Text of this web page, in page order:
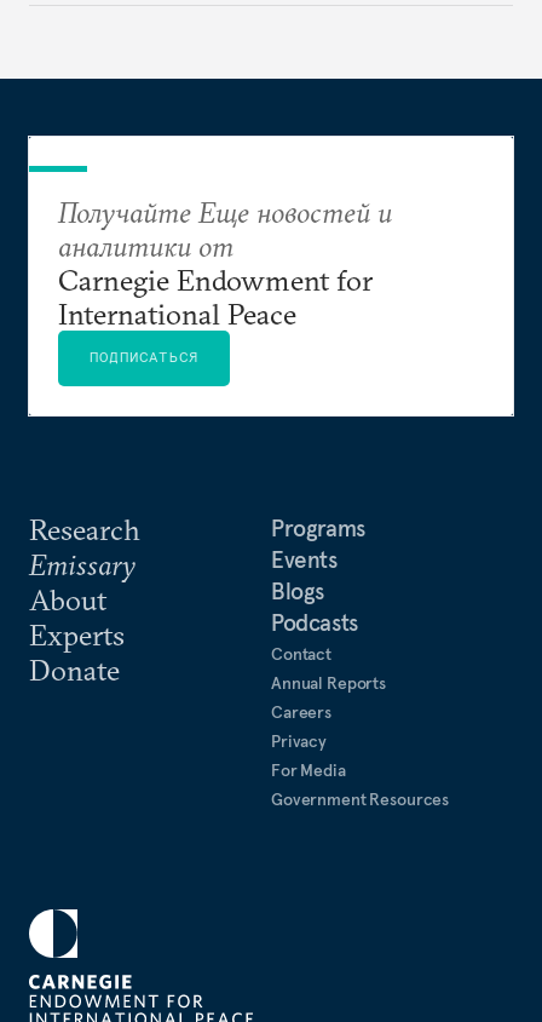
Research
Emissary
About
Experts
Donate
Programs
Events
Blogs
Podcasts
Contact
Annual Reports
Careers
Privacy
For Media
Government Resources
Получайте Еще новостей и
аналитики от
Carnegie Endowment for
International Peace
ПОДПИСАТЬСЯ